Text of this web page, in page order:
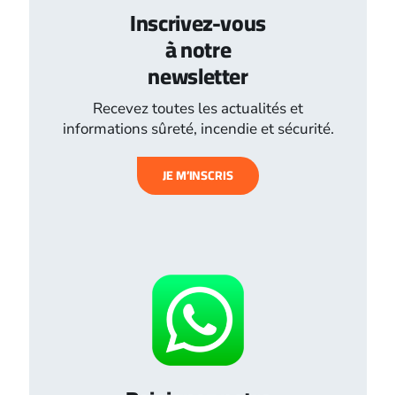
Inscrivez-vous
à notre
newsletter
Recevez toutes les actualités et
informations sûreté, incendie et sécurité.
JE M’INSCRIS